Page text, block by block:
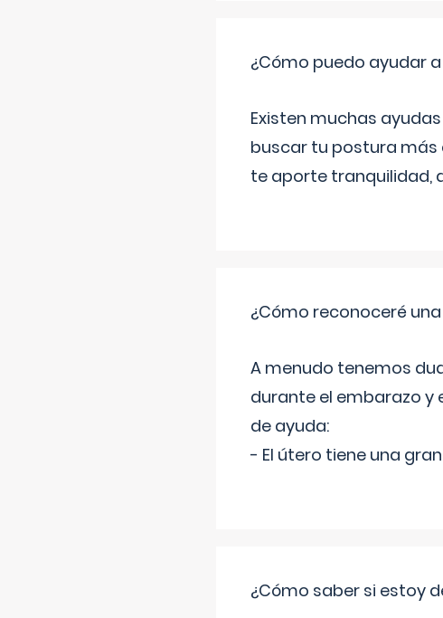
¿Cómo puedo ayudar
Existen muchas
buscar tu postura
te aporte tranquilidad,
¿Cómo reconoceré
A menudo tenemos
durante el embarazo y
de ayuda:
- El útero tiene una
¿Cómo saber si estoy